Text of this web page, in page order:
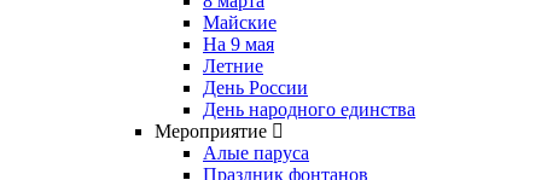
Майские
На 9 мая
Летние
День России
День народного единства
Мероприятие
Алые паруса
Праздник фонтанов